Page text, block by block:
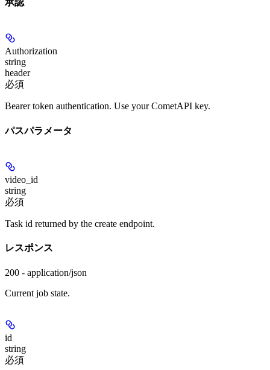
承認
Authorization
string
header
必須
Bearer token authentication. Use your CometAPI key.
パスパラメータ
video_id
string
必須
Task id returned by the create endpoint.
レスポンス
200 - application/json
Current job state.
id
string
必須